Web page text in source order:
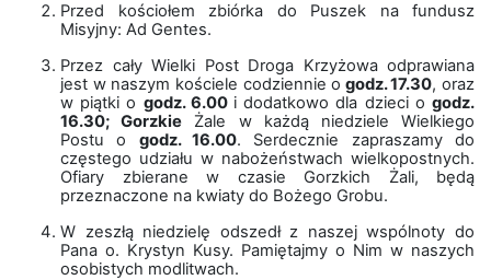
Przed kościołem zbiórka do Puszek na fundusz
Misyjny: Ad Gentes.
Przez cały Wielki Post Droga Krzyżowa odprawiana
jest w naszym kościele codziennie o godz. 17.30, oraz
w piątki o godz. 6.00 i dodatkowo dla dzieci ogodz.
16.30; Gorzkie Żale w każdą niedziele Wielkiego
Postu o godz. 16.00. Serdecznie zapraszamy do
częstego udziału w nabożeństwach wielkopostnych.
Ofiary zbierane w czasie Gorzkich Żali, będą
przeznaczone na kwiaty do Bożego Grobu.
W zeszłą niedzielę odszedł z naszej wspólnoty do
Pana o. Krystyn Kusy. Pamiętajmy o Nim w naszych
osobistych modlitwach.